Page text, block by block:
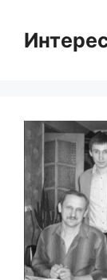
content